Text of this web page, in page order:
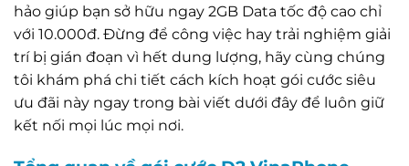
hảo giúp bạn sở hữu ngay 2GB Data tốc độ cao chỉ
với 10.000đ. Đừng để công việc hay trải nghiệm giải
trí bị gián đoạn vì hết dung lượng, hãy cùng chúng
tôi khám phá chi tiết cách kích hoạt gói cước siêu
ưu đãi này ngay trong bài viết dưới đây để luôn giữ
kết nối mọi lúc mọi nơi.